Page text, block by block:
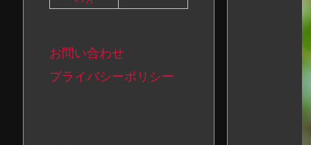
お問い合わせ
プライバシーポリシー